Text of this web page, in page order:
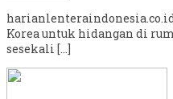
Korea untuk hidangan di
sesekali […]